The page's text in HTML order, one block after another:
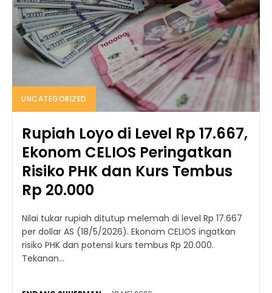
UNCATEGORIZED
Rupiah Loyo di Level Rp 17.667,
Ekonom CELIOS Peringatkan
Risiko PHK dan Kurs Tembus
Rp 20.000
Nilai tukar rupiah ditutup melemah di level Rp 17.667
per dollar AS (18/5/2026). Ekonom CELIOS ingatkan
risiko PHK dan potensi kurs tembus Rp 20.000.
Tekanan...